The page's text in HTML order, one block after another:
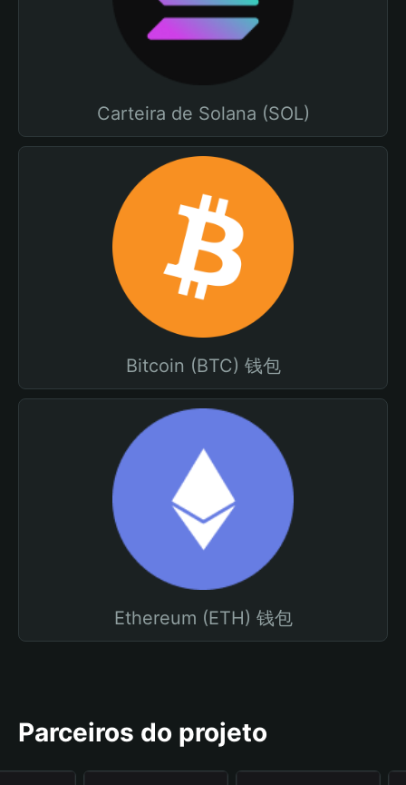
Carteira de Solana (SOL)
Bitcoin (BTC) 钱包
Ethereum (ETH) 钱包
Parceiros do projeto